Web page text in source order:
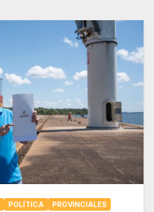
POLÍTICA PROVINCIALES